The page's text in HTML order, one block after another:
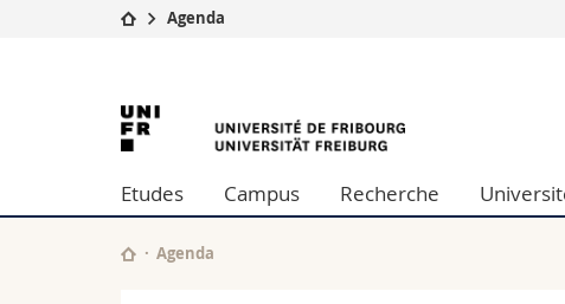
Etudes
Campus
Université
Formation continue
Lettres et
Sciences de
Agenda
Projection
du
film
"System
Etudes Campus Recherche
Agenda